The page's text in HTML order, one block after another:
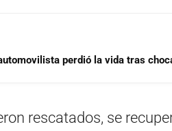
perdió la vida tras
rescatados, se